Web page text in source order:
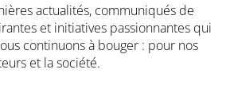
actualités, communiqués de
et initiatives passionnantes qui
continuons à bouger : pour nos
et la société.